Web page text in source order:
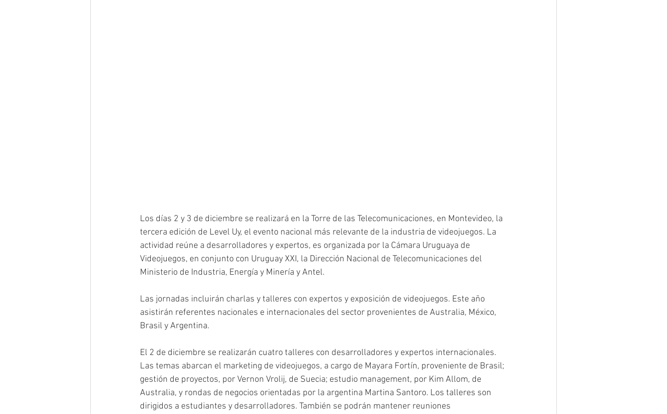
Los días 2 y 3 de diciembre se realizará en la Torre de las Telecomunicaciones, en Montevideo, la
tercera edición de Level Uy, el evento nacional más relevante de la industria de videojuegos. La
actividad reúne a desarrolladores y expertos, es organizada por la Cámara Uruguaya de
Videojuegos, en conjunto con Uruguay XXI, la Dirección Nacional de Telecomunicaciones del
Ministerio de Industria, Energía y Minería y Antel.
Las jornadas incluirán charlas y talleres con expertos y exposición de videojuegos. Este año
asistirán referentes nacionales e internacionales del sector provenientes de Australia, México,
Brasil y Argentina.
El 2 de diciembre se realizarán cuatro talleres con desarrolladores y expertos internacionales.
Las temas abarcan el marketing de videojuegos, a cargo de Mayara Fortín, proveniente de Brasil;
gestión de proyectos, por Vernon Vrolij, de Suecia; estudio management, por Kim Allom, de
Australia, y rondas de negocios orientadas por la argentina Martina Santoro. Los talleres son
dirigidos a estudiantes y desarrolladores. También se podrán mantener reuniones